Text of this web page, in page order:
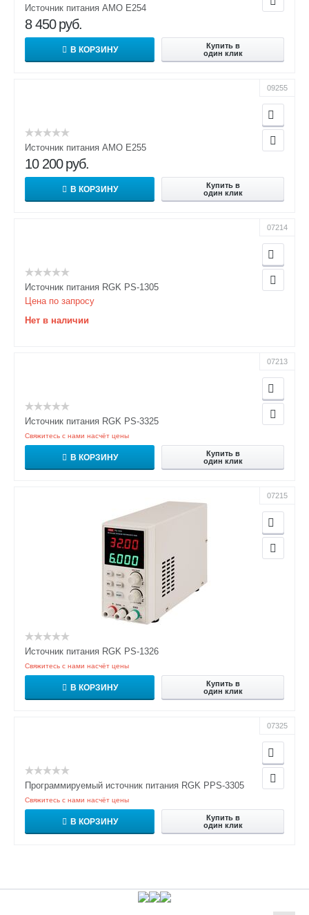
Источник питания AMO E254
8 450 руб.
В КОРЗИНУ
Купить в
один клик
09255
Источник питания AMO E255
10 200 руб.
В КОРЗИНУ
Купить в
один клик
07214
Источник питания RGK PS-1305
Цена по запросу
Нет в наличии
07213
Источник питания RGK PS-3325
Свяжитесь с нами насчёт цены
В КОРЗИНУ
Купить в
один клик
07215
Источник питания RGK PS-1326
Свяжитесь с нами насчёт цены
В КОРЗИНУ
Купить в
один клик
07325
Программируемый источник питания RGK PPS-3305
Свяжитесь с нами насчёт цены
В КОРЗИНУ
Купить в
один клик